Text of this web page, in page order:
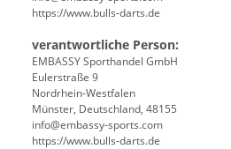
https://www.bulls-darts.de
verantwortliche Person:
EMBASSY Sporthandel GmbH
Eulerstraße 9
Nordrhein-Westfalen
Münster, Deutschland, 48155
info@embassy-sports.com
https://www.bulls-darts.de